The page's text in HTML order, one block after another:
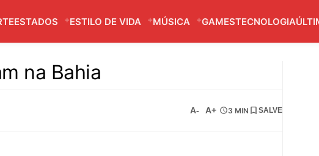
ESTADOS ESTILO DE VIDA MÚSICA GAMESTECNOLOGIA
na Bahia
A- A+ 3 MIN SALVE